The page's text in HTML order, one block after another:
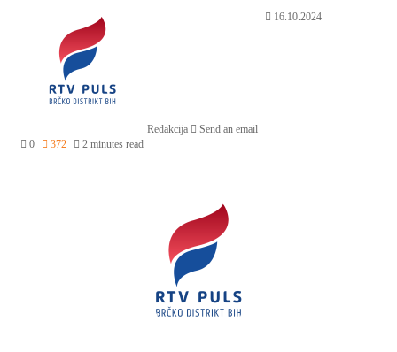
Redakcija Send an email
16.10.2024
0 372 2 minutes read